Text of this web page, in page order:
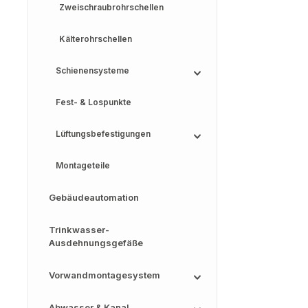
Zweischraubrohrschellen
Kälterohrschellen
Schienensysteme
Fest- & Lospunkte
Lüftungsbefestigungen
Montageteile
Gebäudeautomation
Trinkwasser-
Ausdehnungsgefäße
Vorwandmontagesystem